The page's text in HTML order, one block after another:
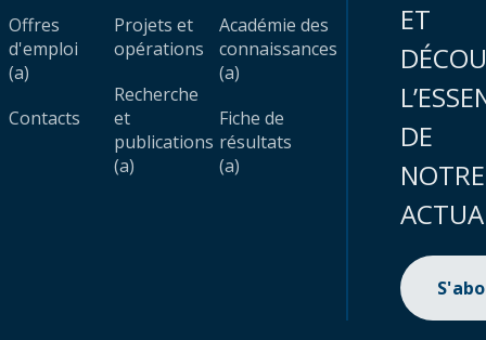
Offres
d'emploi
(a)
Contacts
Projets et
opérations
Recherche
et
publications
(a)
Académie des
connaissances
(a)
Fiche de
résultats
(a)
ET
DE
NOTRE